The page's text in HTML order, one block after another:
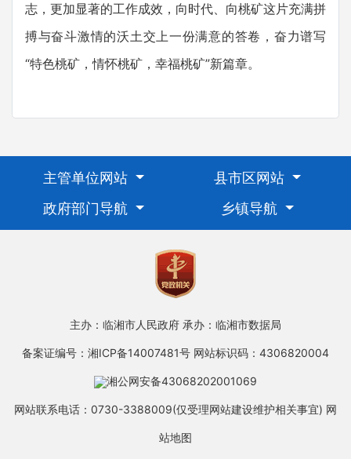
志，更加显著的工作成效，向时代、向桃矿这片充满拼
搏与奋斗激情的沃土交上一份满意的答卷，奋力谱写
“特色桃矿，情怀桃矿，幸福桃矿”新篇章。
主管单位网站
县市区网站
政府部门导航
乡镇导航
主办：临湘市人民政府 承办：临湘市数据局
备案证编号：湘ICP备14007481号 网站标识码：4306820004
湘公网安备43068202001069
网站联系电话：0730-3388009(仅受理网站建设维护相关事宜) 网
站地图